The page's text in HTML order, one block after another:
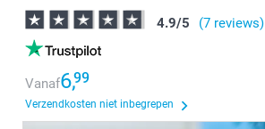
4.9/5 (7 reviews)
Vanaf6,99
Verzendkosten niet inbegrepen